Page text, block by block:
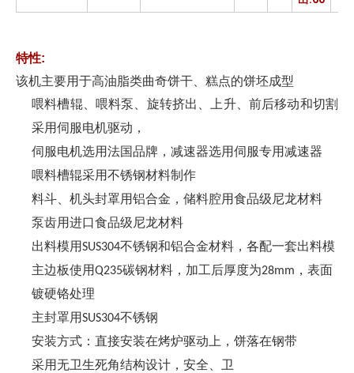
特性:
该机主要用于高油脂类曲奇饼干、糕点的饼坯成型
喂料槽辊、喂料泵、旋转挤出、上升、前后移动和切割
采用伺服电机驱动，
伺服电机选用法国品牌，减速器选用伺服专用减速器
喂料槽辊采用不锈钢材料制作
料斗、机头封罩用铝合金，储料腔用食品级尼龙材料
泵齿用进口食品级尼龙材料
出料模用SUS304不锈钢和铝合金材料，各配一套出料模
主边板使用Q235碳钢材料，加工后厚度为28mm， 表面
镀硬铬处理
主封罩用SUS304不锈钢
安装方式：直接安装在烤炉驱动上，饼落在钢带
采用无卫生死角结构设计，安全、卫